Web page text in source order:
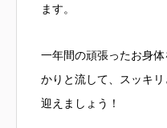
ます。
一年間の頑張ったお身
かりと流して、スッキ
迎えましょう！